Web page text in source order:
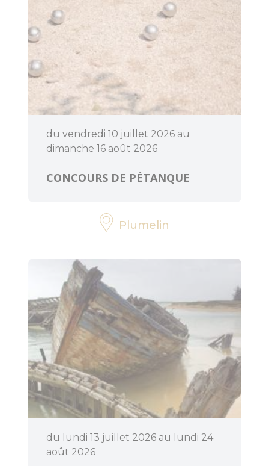
Bouger Déguster
du vendredi 10 juillet 2026 au
dimanche 16 août 2026
CONCOURS DE PÉTANQUE
Plumelin
du lundi 13 juillet 2026 au lundi 24
août 2026